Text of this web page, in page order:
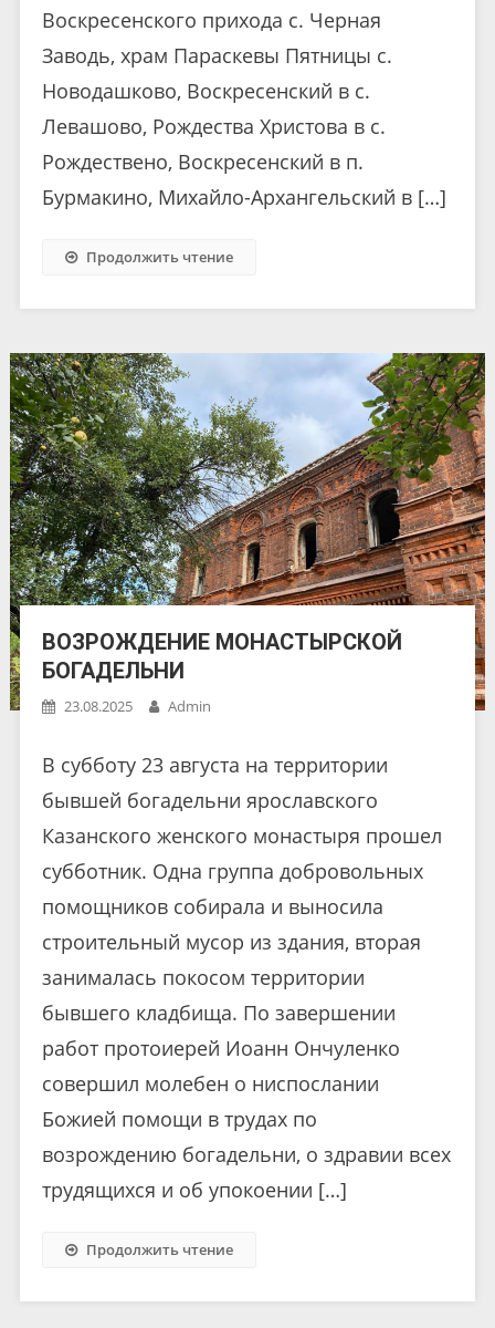
Воскресенского прихода с. Черная
Заводь, храм Параскевы Пятницы с.
Новодашково, Воскресенский в с.
Левашово, Рождества Христова в с.
Рождествено, Воскресенский в п.
Бурмакино, Михайло-Архангельский в […]
Продолжить чтение
ВОЗРОЖДЕНИЕ МОНАСТЫРСКОЙ
БОГАДЕЛЬНИ
23.08.2025 Admin
В субботу 23 августа на территории
бывшей богадельни ярославского
Казанского женского монастыря прошел
субботник. Одна группа добровольных
помощников собирала и выносила
строительный мусор из здания, вторая
занималась покосом территории
бывшего кладбища. По завершении
работ протоиерей Иоанн Ончуленко
совершил молебен о ниспослании
Божией помощи в трудах по
возрождению богадельни, о здравии всех
трудящихся и об упокоении […]
Продолжить чтение